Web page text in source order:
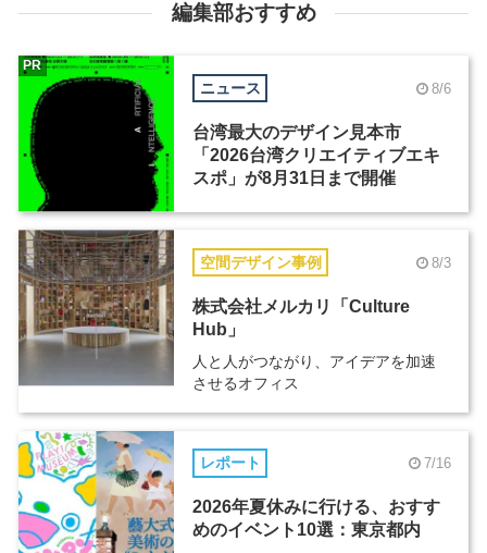
編集部おすすめ
ニュース 8/6
台湾最大のデザイン見本市
「2026台湾クリエイティブエキ
スポ」が8月31日まで開催
PR
空間デザイン事例 8/3
株式会社メルカリ「Culture
Hub」
人と人がつながり、アイデアを加速
させるオフィス
レポート 7/16
2026年夏休みに行ける、おすす
めのイベント10選：東京都内